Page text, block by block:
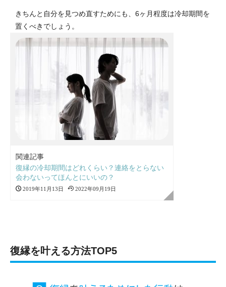
きちんと自分を見つめ直すためにも、6ヶ月程度は冷却期間を
置くべきでしょう。
関連記事
復縁の冷却期間はどれくらい？連絡をとらない
会わないってほんとにいいの？
2019年11月13日 2022年09月19日
復縁を叶える方法TOP5